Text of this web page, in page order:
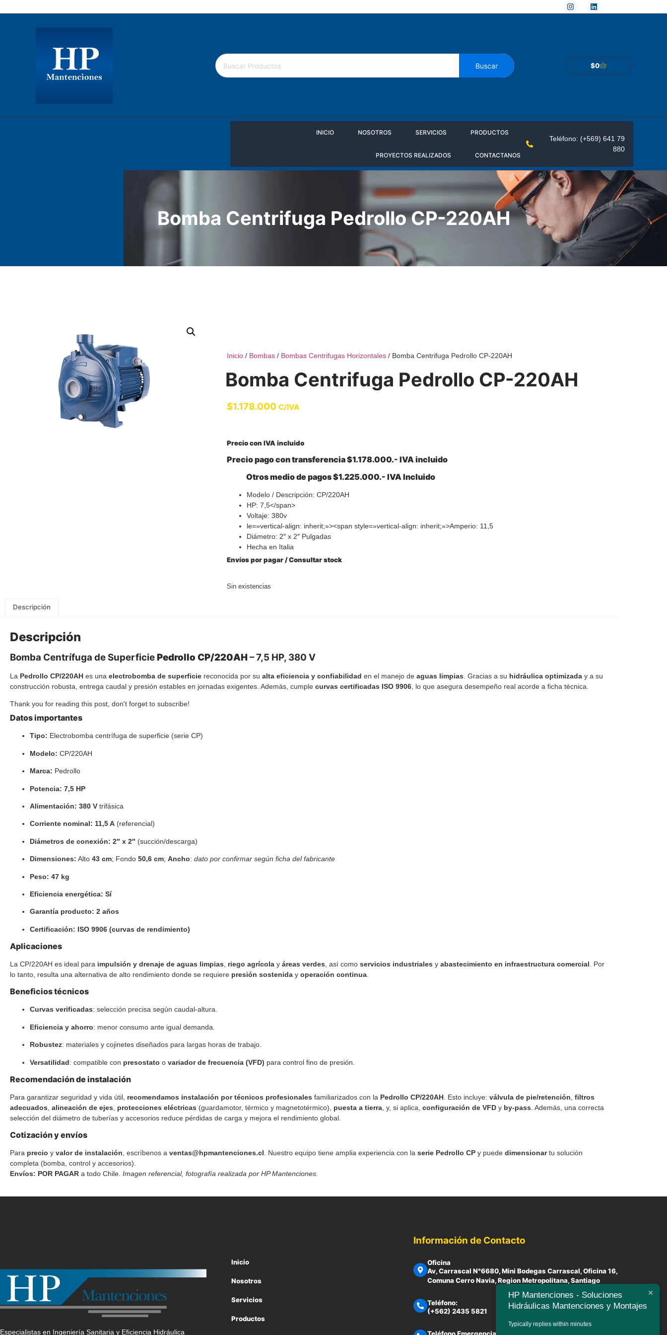
Buscar $0
INICIO NOSOTROS SERVICIOS PRODUCTOS
PROYECTOS REALIZADOS CONTACTANOS
Teléfono: (+569) 641 79
880
Bomba Centrifuga Pedrollo CP-220AH
Inicio/ Bombas/ Bombas Centrifugas Horizontales/ Bomba Centrifuga Pedrollo CP-220AH
Bomba Centrifuga Pedrollo CP-220AH
$1.178.000 C/IVA
Precio con IVA incluido
Precio pago con transferencia $1.178.000.- IVA incluido
Otros medio de pagos $1.225.000.- IVA Incluido
Modelo / Descripción: CP/220AH
HP: 7,5</span>
Voltaje: 380v
le=»vertical-align: inherit;»><span style=»vertical-align: inherit;»>Amperio: 11,5
Diámetro: 2″ x 2″ Pulgadas
Hecha en Italia
Envíos por pagar /Consultar stock
Sin existencias
Descripción
Descripción
Bomba Centrífuga de SuperficiePedrollo CP/220AH– 7,5 HP, 380 V
La Pedrollo CP/220AH es una electrobomba de superficie reconocida por su alta eficiencia y confiabilidad en el manejo de aguas limpias . Gracias a su hidráulica optimizada y a su
construcción robusta, entrega caudal y presión estables en jornadas exigentes. Además, cumple curvas certificadas ISO 9906 , lo que asegura desempeño real acorde a ficha técnica.
Thank you for reading this post, don't forget to subscribe!
Datos importantes
Tipo: Electrobomba centrífuga de superficie (serie CP)
Modelo: CP/220AH
Marca: Pedrollo
Potencia: 7,5 HP
Alimentación: 380 V trifásica
Corriente nominal: 11,5 A (referencial)
Diámetros de conexión: 2″ x 2″ (succión/descarga)
Dimensiones: Alto 43 cm; Fondo 50,6 cm; Ancho: dato por confirmar según ficha del fabricante
Peso: 47 kg
Eficiencia energética: Sí
Garantía producto: 2 años
Certificación: ISO 9906 (curvas de rendimiento)
Aplicaciones
La CP/220AH es ideal para impulsión y drenaje de aguas limpias riego agrícola y áreas verdes , así como servicios industriales y abastecimiento en infraestructura comercial . Por
lo tanto, resulta una alternativa de alto rendimiento donde se requiere presión sostenida y operación continua
Beneficios técnicos
Curvas verificadas: selección precisa según caudal-altura.
Eficiencia y ahorro: menor consumo ante igual demanda.
Robustez: materiales y cojinetes diseñados para largas horas de trabajo.
Versatilidad: compatible con presostato o variador de frecuencia (VFD) para control fino de presión.
Recomendación de instalación
Para garantizar seguridad y vida útil, recomendamos instalación por técnicos profesionales familiarizados con la Pedrollo CP/220AH . Esto incluye: válvula de pie/retención filtros
adecuados alineación de ejes protecciones eléctricas (guardamotor, térmico y magnetotérmico), puesta a tierra , y, si aplica, configuración de VFD y by-pass . Además, una correcta
selección del diámetro de tuberías y accesorios reduce pérdidas de carga y mejora el rendimiento global.
Cotización y envíos
Para precio y valor de instalación, escríbenos a ventas@hpmantenciones.cl. Nuestro equipo tiene amplia experiencia con la serie Pedrollo CP y puede dimensionartu solución
completa (bomba, control y accesorios).
Envíos: POR PAGAR a todo Chile. Imagen referencial, fotografía realizada por HP Mantenciones.
Especialistas en Ingeniería Sanitaria y Eficiencia Hidráulica
Inicio
Nosotros
Servicios
Productos
Información de Contacto
Oficina
Av, Carrascal N°6680, Mini Bodegas Carrascal, Oficina 16,
Comuna Cerro Navia, Region Metropolitana, Santiago
Teléfono:
(+562) 2435 5821
Teléfono Emergencias Clientes:
HP Mantenciones - Soluciones
Hidráulicas Mantenciones y Montajes
Typically replies within minutes